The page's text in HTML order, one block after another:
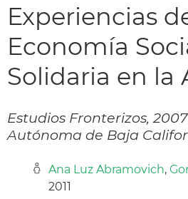
Experiencias
Economía
Solidaria en la
Estudios Fronterizos,
Autónoma de Baja
Ana Luz Abramovich,
2011